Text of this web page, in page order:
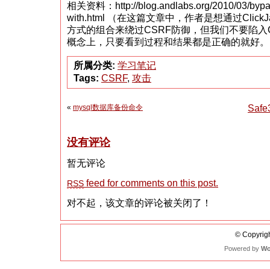
相关资料：http://blog.andlabs.org/2010/03/
with.html （在这篇文章中，作者是想通过
方式的组合来绕过CSRF防御，但我们不要陷
概念上，只要看到过程和结果都是正确的就好
所属分类: 学习笔记
Tags: CSRF, 攻击
« mysql数据库备份命令
没有评论
暂无评论
RSS feed for comments on this post.
对不起，该文章的评论被关闭了！
©
Powered by